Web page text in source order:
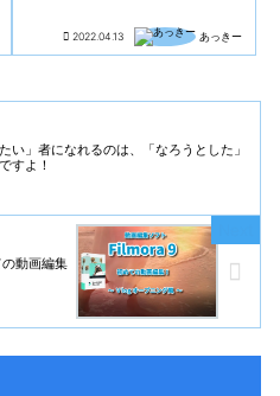
2022.04.13 あっきー
たい」者になれるのは、「なろうとした」
すよ！
動画編集